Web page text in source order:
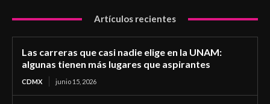
Artículos recientes
Las carreras que casi nadie elige en la UNAM:
algunas tienen más lugares que aspirantes
CDMX junio 15, 2026